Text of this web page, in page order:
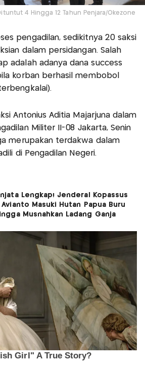
4 Hingga 12 Tahun Penjara/Okezone
pengadilan, sedikitnya 20 saksi
dalam persidangan. Salah
adalah adanya dana success
korban berhasil membobol
Antonius Aditia Majarjuna dalam
Militer II-08 Jakarta, Senin
merupakan terdakwa dalam
di Pengadilan Negeri.
Lengkap! Jenderal Kopassus
Avianto Masuki Hutan Papua Buru
Musnahkan Ladang Ganja